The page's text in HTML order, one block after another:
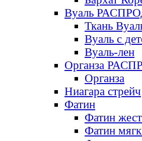
Вуаль
Ткань
Вуаль с
Вуаль-лен
Органза
Органза
Ниагара стрейч
Фатин
Фатин
Фатин